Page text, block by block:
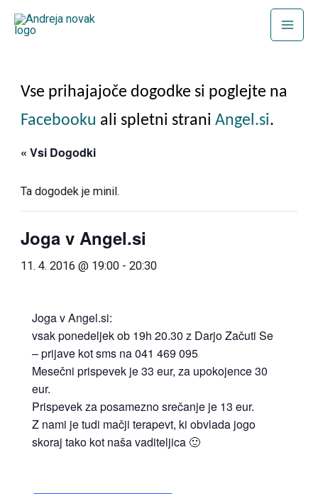
Vse prihajajoče dogodke si poglejte na
Facebooku ali spletni strani Angel.si.
« Vsi Dogodki
Ta dogodek je minil.
Joga v Angel.si
11. 4. 2016 @ 19:00- 20:30
Joga v Angel.si:
vsak ponedeljek ob 19h 20.30 z Darjo Začuti Se
– prijave kot sms na 041 469 095
Mesečni prispevek je 33 eur, za upokojence 30
eur.
Prispevek za posamezno srečanje je 13 eur.
Z nami je tudi mačji terapevt, ki obvlada jogo
skoraj tako kot naša vaditeljica 🙂